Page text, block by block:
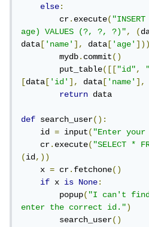
else:
        cr
.execute(
age) VALUES (?, ?, ?)", (
data ['name'], data ['age']))
        mydb
.commit()
        put_table
([["id",
[data ['id'], data ['name'],
return data
def search_user():
    id
= input("Enter
    cr
.execute("SELECT *
(id,))
    x
= cr.fetchone()
if x is None:
        popup
("I can't
enter the correct id.")
        search_user
()